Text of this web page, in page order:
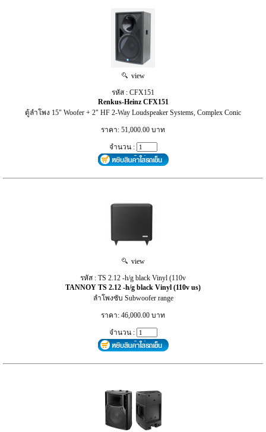
view
รหัส : CFX151
Renkus-Heinz CFX151
ตู้ลำโพง 15" Woofer + 2" HF 2-Way Loudspeaker Systems, Complex Conic
ราคา: 51,000.00 บาท
จำนวน :
view
รหัส : TS 2.12 -h/g black Vinyl (110v
TANNOY TS 2.12 -h/g black Vinyl (110v us)
ลำโพงซับ Subwoofer range
ราคา: 46,000.00 บาท
จำนวน :